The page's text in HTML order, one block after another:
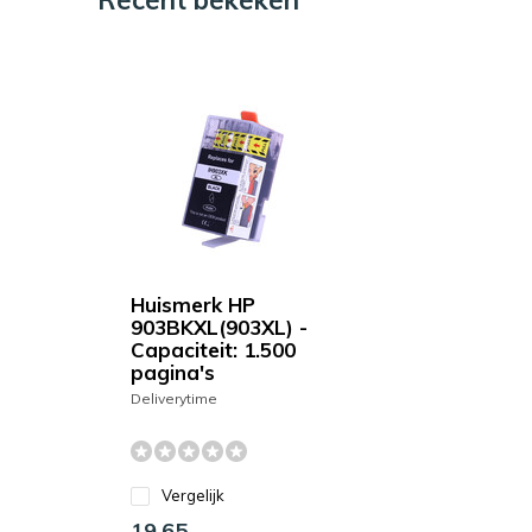
Huismerk HP
903BKXL(903XL) -
Capaciteit: 1.500
pagina's
Deliverytime
Vergelijk